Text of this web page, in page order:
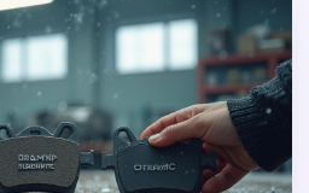
реальные советы
нюансы
поможет избежать
жизнь любимому авто